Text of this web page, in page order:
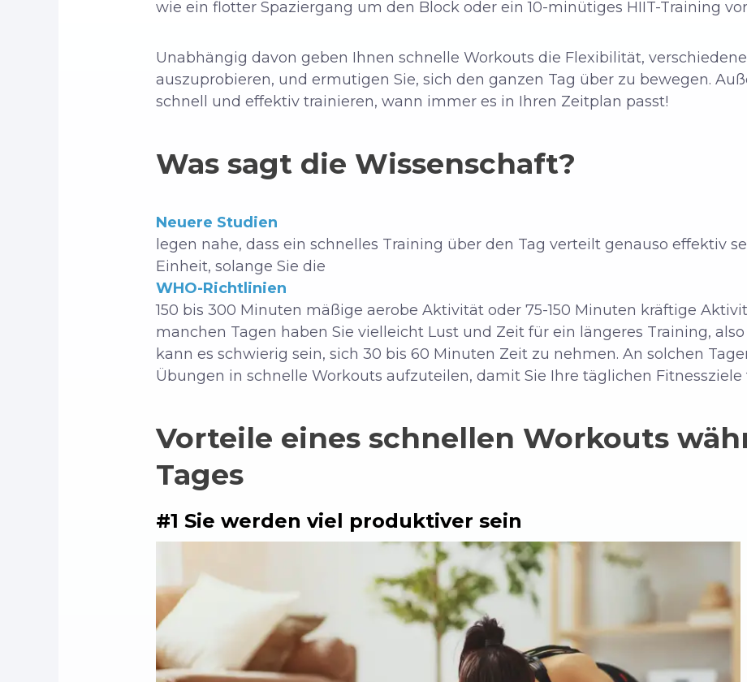
wie ein flotter Spaziergang um den Block oder ein 10-minütiges HIIT-Training
Unabhängig davon geben Ihnen schnelle Workouts die Flexibilität,
auszuprobieren, und ermutigen Sie, sich den ganzen Tag über zu bewegen.
schnell und effektiv trainieren, wann immer es in Ihren Zeitplan passt!
Was sagt die Wissenschaft?
Neuere Studien
legen nahe, dass ein schnelles Training über den Tag verteilt genauso effektiv
Einheit, solange Sie die
WHO-Richtlinien
150 bis 300 Minuten mäßige aerobe Aktivität oder 75-150 Minuten kräftige
manchen Tagen haben Sie vielleicht Lust und Zeit für ein längeres Training, also
kann es schwierig sein, sich 30 bis 60 Minuten Zeit zu nehmen. An solchen
Übungen in schnelle Workouts aufzuteilen, damit Sie Ihre täglichen
Vorteile eines schnellen Workouts
Tages
#1 Sie werden viel produktiver sein